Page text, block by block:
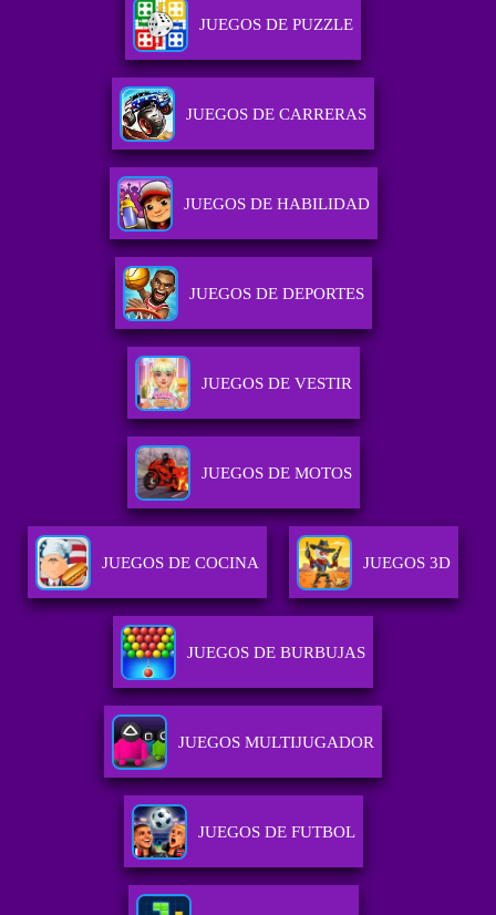
JUEGOS DE PUZZLE
JUEGOS DE CARRERAS
JUEGOS DE HABILIDAD
JUEGOS DE DEPORTES
JUEGOS DE VESTIR
JUEGOS DE MOTOS
JUEGOS DE COCINA JUEGOS 3D
JUEGOS DE BURBUJAS
JUEGOS MULTIJUGADOR
JUEGOS DE FUTBOL